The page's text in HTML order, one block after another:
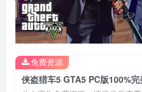
免费资源